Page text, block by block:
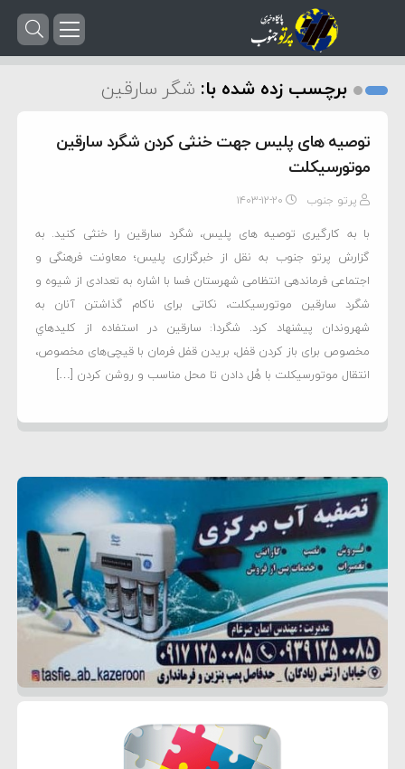
برچسب زده شده با: شگر سارقین
توصیه های پلیس جهت خنثی کردن شگرد سارقین
موتورسیکلت
پرتو جنوب ۱۴۰۳-۱۲-۲۰
با به کارگیری توصیه های پلیس، شگرد سارقین را خنثی کنید. به
گزارش پرتو جنوب به نقل از خبرگزاری پلیس؛ معاونت فرهنگی و
اجتماعی فرماندهی انتظامی شهرستان فسا با اشاره به تعدادی از شیوه و
شگرد سارقین موتورسیکلت، نکاتی برای ناکام گذاشتن آنان به
شهروندان پیشنهاد کرد. شگرد1: سارقین در استفاده از کليدهاي
مخصوص برای باز کردن قفل، بريدن قفل فرمان با قیچی‌های مخصوص،
انتقال موتورسیکلت با هُل دادن تا محل مناسب و روشن کردن […]